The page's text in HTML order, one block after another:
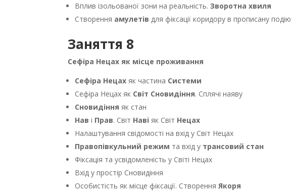
Вплив ізольованої зони на реальність.Зворотна хвиля
Створення амулетів для фіксації коридору в прописану подію
Заняття 8
Сефіра Нецах як місце проживання
Сефіра Нецах як частина Системи
Сефіра Нецах як Світ Сновидіння. Сплячі наяву
Сновидіння як стан
Нав і Прав. Світ Наві як Світ Нецах
Налаштування свідомості на вхід у Світ Нецах
Правопівкульний режим та вхід у трансовий стан
Фіксація та усвідомленість у Світі Нецах
Вхід у простір Сновидіння
Особистість як місце фіксації. СтворенняЯкоря